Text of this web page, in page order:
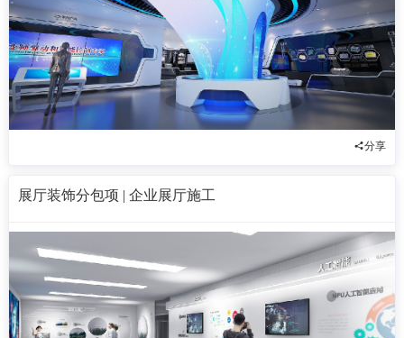
分享
展厅装饰分包项 | 企业展厅施工